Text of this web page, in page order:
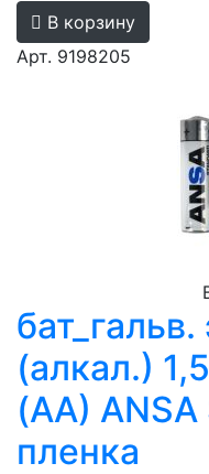
В корзину
Арт. 9198205
(алкал.)
(AA)
пленка